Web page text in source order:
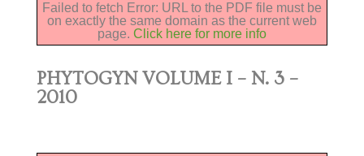
Failed to fetch Error: URL to the PDF file must be
on exactly the same domain as the current web
page. Click here for more info
PHYTOGYN VOLUME I – N. 3 –
2010